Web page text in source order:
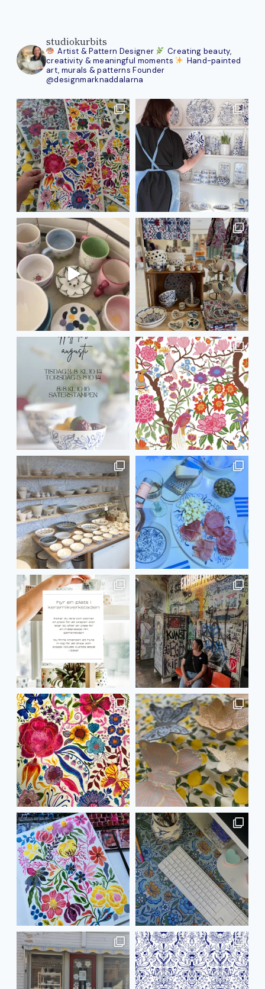
studiokurbits
Artist & Pattern Designer
Creating beauty,
creativity & meaningful moments
Hand-painted
art, murals & patterns Founder
@designmarknaddalarna